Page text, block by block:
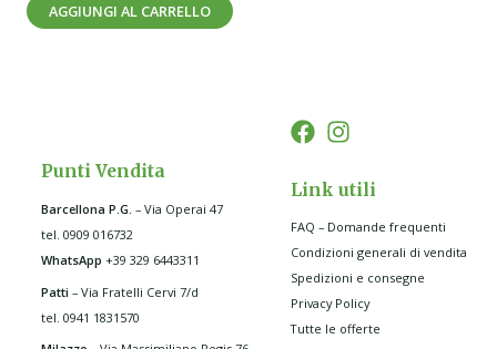
AGGIUNGI AL CARRELLO
Punti Vendita
Barcellona P.G. – Via Operai 47
tel. 0909 016732
WhatsApp +39 329 6443311
Patti – Via Fratelli Cervi 7/d
tel. 0941 1831570
Link utili
FAQ – Domande frequenti
Condizioni generali di vendita
Spedizioni e consegne
Privacy Policy
Tutte le offerte